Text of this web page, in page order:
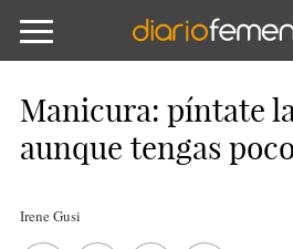
Manicura: píntate
aunque tengas
Irene Gusi